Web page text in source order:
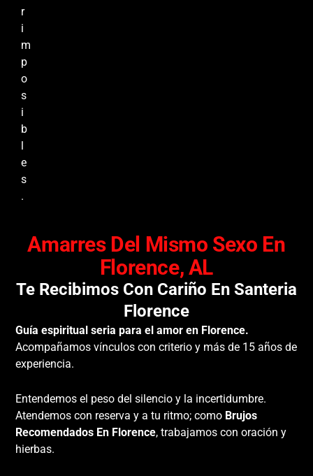
r
i
m
p
o
s
i
b
e
s
.
Amarres Del Mismo Sexo En
Florence, AL
Te Recibimos Con Cariño En Santeria
Florence
Guía espiritual seria para el amor en Florence.
Acompañamos vínculos con criterio y más de 15 años de
experiencia.
Entendemos el peso del silencio y la incertidumbre.
Atendemos con reserva y a tu ritmo; como Brujos
Recomendados En Florence, trabajamos con oración y
hierbas.